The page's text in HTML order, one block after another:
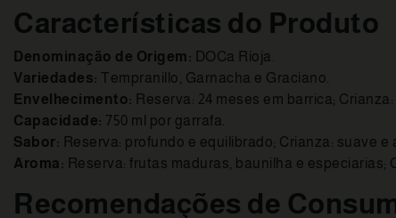
Características do Produto
Denominação de Origem: DOCa Rioja.
Variedades: Tempranillo, Garnacha e Graciano.
Envelhecimento: Reserva: 24 meses em barrica;
Capacidade: 750 ml por garrafa.
Sabor: Reserva: profundo e equilibrado; Crianza: suave e
Aroma: Reserva: frutas maduras, baunilha e
Recomendações de